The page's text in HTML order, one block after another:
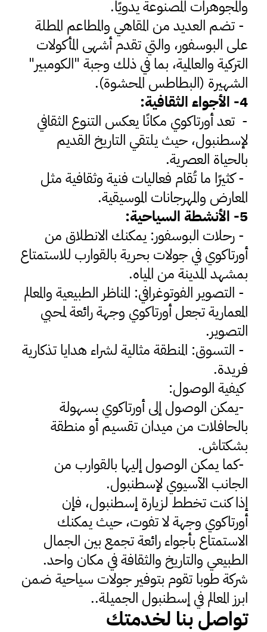
والمجوهرات المصنوعة يدويًا.
-تضم العديد من المقاهي والمطاعم المطلة
على البوسفور، والتي تقدم أشهى المأكولات
التركية والعالمية، بما في ذلك وجبة "الكومبير"
الشهيرة (البطاطس المحشوة).
4- الأجواء الثقافية:
- تعد أورتاكوي مكانًا يعكس التنوع الثقافي
لإسطنبول، حيث يلتقي التاريخ القديم
بالحياة العصرية.
-كثيرًا ما تُقام فعاليات فنية وثقافية مثل
المعارض والمهرجانات الموسيقية.
5- الأنشطة السياحية:
-رحلات البوسفور: يمكنك الانطلاق من
أورتاكوي في جولات بحرية بالقوارب للاستمتاع
بمشهد المدينة من المياه.
- التصوير الفوتوغرافي: المناظر الطبيعية والمعالم
المعمارية تجعل أورتاكوي وجهة رائعة لمحبي
التصوير.
- التسوق: المنطقة مثالية لشراء هدايا تذكارية
فريدة.
كيفية الوصول:
-يمكن الوصول إلى أورتاكوي بسهولة
بالحافلات من ميدان تقسيم أو منطقة
بشكتاش.
-كما يمكن الوصول إليها بالقوارب من
الجانب الآسيوي لإسطنبول.
إذا كنت تخطط لزيارة إسطنبول، فإن
أورتاكوي وجهة لا تفوت، حيث يمكنك
الاستمتاع بأجواء رائعة تجمع بين الجمال
الطبيعي والتاريخ والثقافة في مكان واحد.
شركة طوبا تقوم بتوفير جولات سياحية ضمن
ابرز المعالم في إسطنبول الجميلة..
تواصل بنا لخدمتك